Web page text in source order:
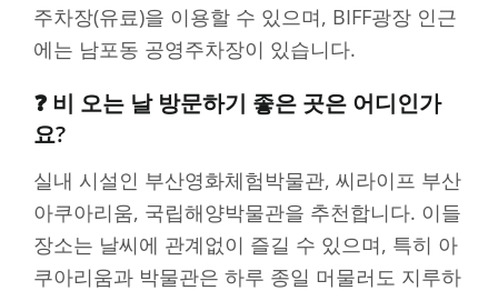
주차장(유료)을 이용할 수 있으며, BIFF광장 인근
에는 남포동 공영주차장이 있습니다.
❓ 비 오는 날 방문하기 좋은 곳은 어디인가
요?
실내 시설인 부산영화체험박물관, 씨라이프 부산
아쿠아리움, 국립해양박물관을 추천합니다. 이들
장소는 날씨에 관계없이 즐길 수 있으며, 특히 아
쿠아리움과 박물관은 하루 종일 머물러도 지루하